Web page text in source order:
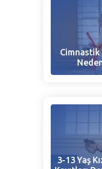
Cimnastik
3-13 Yaş